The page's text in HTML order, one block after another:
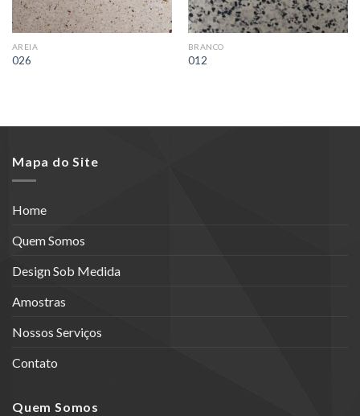
AREIA
026
BRANCO
012
Mapa do Site
Home
Quem Somos
Design Sob Medida
Amostras
Nossos Serviços
Contato
Quem Somos